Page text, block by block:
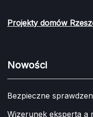
Projekty domów
Nowości
Bezpieczne
Wizerunek eksperta a